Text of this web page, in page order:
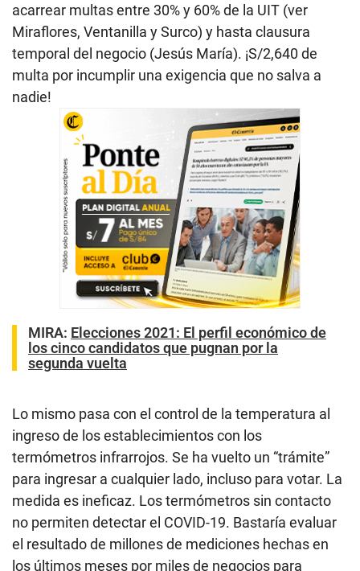
acarrear multas entre 30% y 60% de la UIT (ver
Miraflores, Ventanilla y Surco) y hasta clausura
temporal del negocio (Jesús María). ¡S/2,640 de
multa por incumplir una exigencia que no salva a
nadie!
MIRA: Elecciones 2021: El perfil económico de
los cinco candidatos que pugnan por la
segunda vuelta
Lo mismo pasa con el control de la temperatura al
ingreso de los establecimientos con los
termómetros infrarrojos. Se ha vuelto un “trámite”
para ingresar a cualquier lado, incluso para votar. La
medida es ineficaz. Los termómetros sin contacto
no permiten detectar el COVID-19. Bastaría evaluar
el resultado de millones de mediciones hechas en
los últimos meses por miles de negocios para